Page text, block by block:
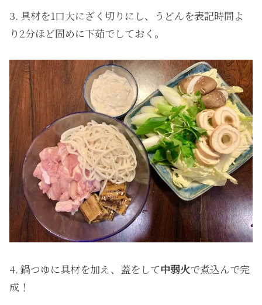
3. 具材を1口大にざく切りにし、うどんを表記時間よ
り2分ほど固めに下茹でしておく。
4. 鍋つゆに具材を加え、蓋をして中弱火で煮込んで完
成！